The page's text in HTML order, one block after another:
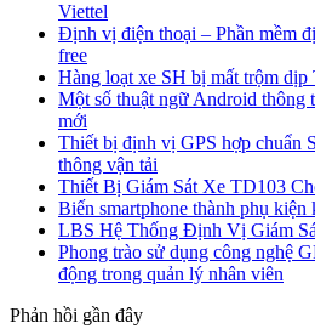
Viettel
Định vị điện thoại – Phần mềm
free
Hàng loạt xe SH bị mất trộm dịp
Một số thuật ngữ Android thông
mới
Thiết bị định vị GPS hợp chuẩn
thông vận tải
Thiết Bị Giám Sát Xe TD103
Biến smartphone thành phụ kiện
LBS Hệ Thống Định Vị Giám
Phong trào sử dụng công nghệ
động trong quản lý nhân viên
Phản hồi gần đây